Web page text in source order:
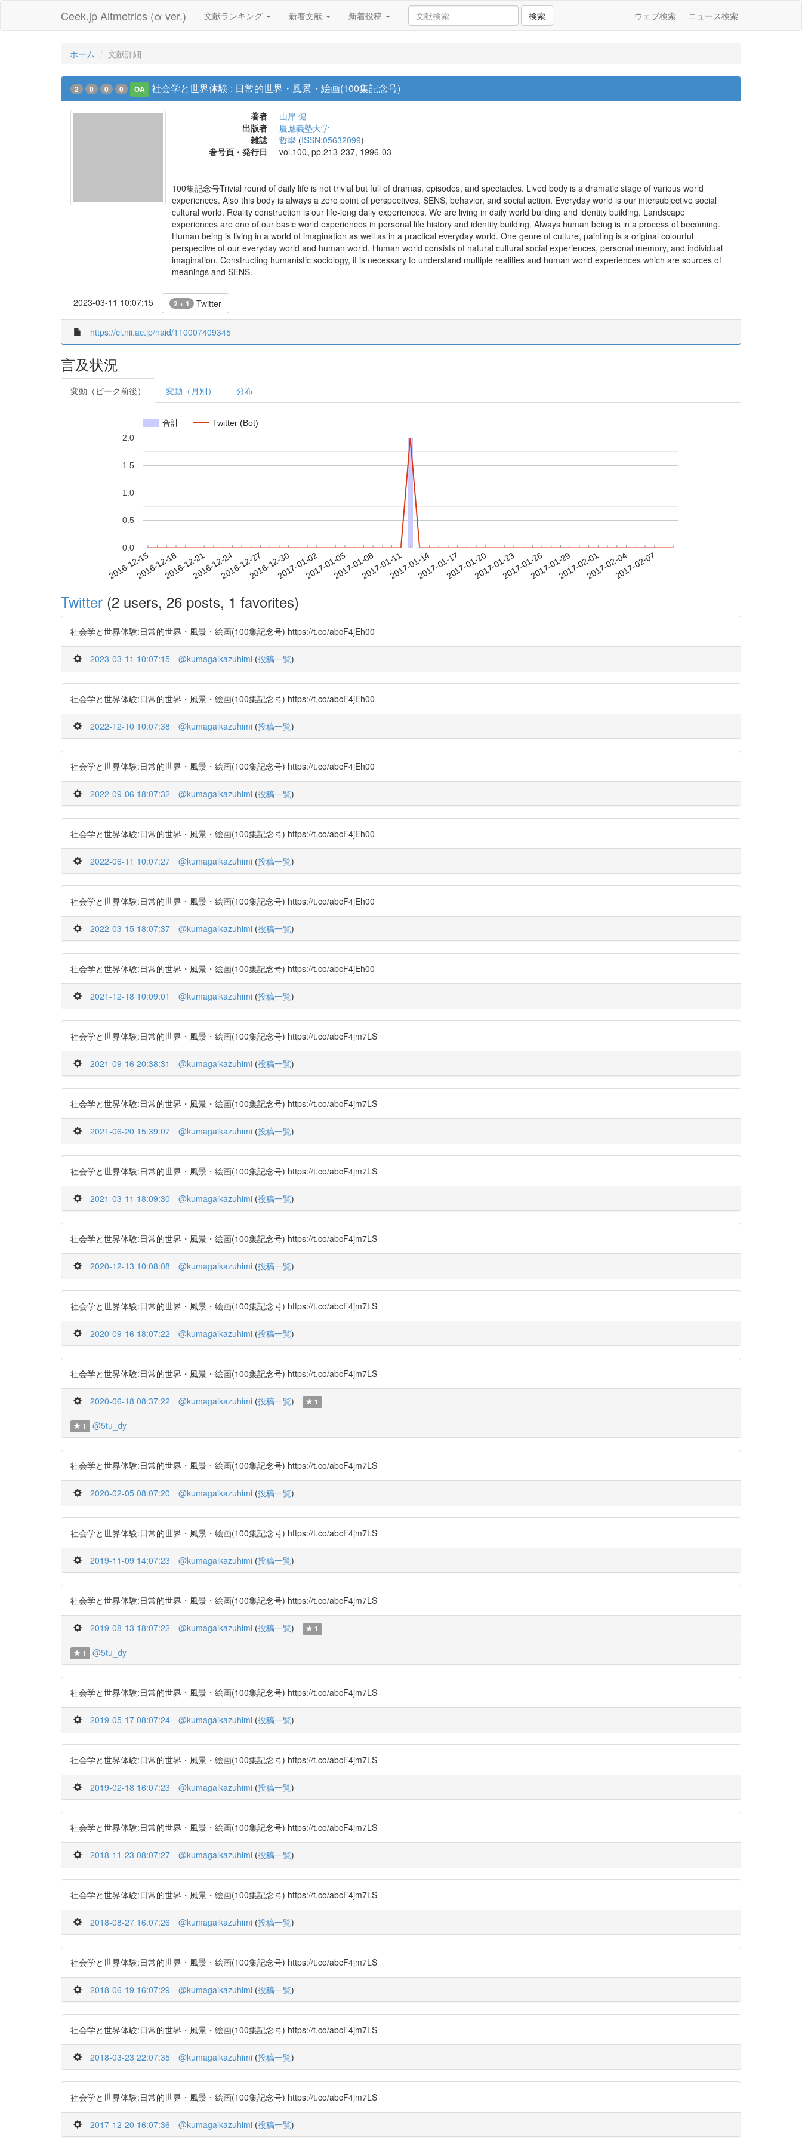
Ceek.jp Altmetrics (α ver.) 文献ランキング 新着文献 新着投稿 検索 ウェブ検索 ニュース検索
ホーム 文献詳細
2 0 0 0 OA 社会学と世界体験 : 日常的世界・風景・絵画(100集記念号)
著者
山岸 健
出版者
慶應義塾大学
雑誌
哲學 (ISSN:05632099)
巻号頁・発行日
vol.100, pp.213-237, 1996-03
100集記念号Trivial round of daily life is not trivial but full of dramas, episodes, and spectacles. Lived body is a dramatic stage of various world
experiences. Also this body is always a zero point of perspectives, SENS, behavior, and social action. Everyday world is our intersubjective social
cultural world. Reality construction is our life-long daily experiences. We are living in daily world building and identity building. Landscape
experiences are one of our basic world experiences in personal life history and identity building. Always human being is in a process of becoming.
Human being is living in a world of imagination as well as in a practical everyday world. One genre of culture, painting is a original colourful
perspective of our everyday world and human world. Human world consists of natural cultural social experiences, personal memory, and individual
imagination. Constructing humanistic sociology, it is necessary to understand multiple realities and human world experiences which are sources of
meanings and SENS.
2023-03-11 10:07:15 2 + 1 Twitter
https://ci.nii.ac.jp/naid/110007409345
言及状況
変動（ピーク前後） 変動（月別） 分布
合計 Twitter (Bot)
2016-12-152016-12-182016-12-212016-12-242016-12-272016-12-302017-01-022017-01-052017-01-082017-01-112017-01-142017-01-172017-01-202017-01-232017-01-262017-01-292017-02-012017-02-042017-02-07
0.0
0.5
1.0
1.5
2.0
Twitter (2 users, 26 posts, 1 favorites)
社会学と世界体験:日常的世界・風景・絵画(100集記念号) https://t.co/abcF4jEh00
2023-03-11 10:07:15 @kumagaikazuhimi (投稿一覧)
社会学と世界体験:日常的世界・風景・絵画(100集記念号) https://t.co/abcF4jEh00
2022-12-10 10:07:38 @kumagaikazuhimi (投稿一覧)
社会学と世界体験:日常的世界・風景・絵画(100集記念号) https://t.co/abcF4jEh00
2022-09-06 18:07:32 @kumagaikazuhimi (投稿一覧)
社会学と世界体験:日常的世界・風景・絵画(100集記念号) https://t.co/abcF4jEh00
2022-06-11 10:07:27 @kumagaikazuhimi (投稿一覧)
社会学と世界体験:日常的世界・風景・絵画(100集記念号) https://t.co/abcF4jEh00
2022-03-15 18:07:37 @kumagaikazuhimi (投稿一覧)
社会学と世界体験:日常的世界・風景・絵画(100集記念号) https://t.co/abcF4jEh00
2021-12-18 10:09:01 @kumagaikazuhimi (投稿一覧)
社会学と世界体験:日常的世界・風景・絵画(100集記念号) https://t.co/abcF4jm7LS
2021-09-16 20:38:31 @kumagaikazuhimi (投稿一覧)
社会学と世界体験:日常的世界・風景・絵画(100集記念号) https://t.co/abcF4jm7LS
2021-06-20 15:39:07 @kumagaikazuhimi (投稿一覧)
社会学と世界体験:日常的世界・風景・絵画(100集記念号) https://t.co/abcF4jm7LS
2021-03-11 18:09:30 @kumagaikazuhimi (投稿一覧)
社会学と世界体験:日常的世界・風景・絵画(100集記念号) https://t.co/abcF4jm7LS
2020-12-13 10:08:08 @kumagaikazuhimi (投稿一覧)
社会学と世界体験:日常的世界・風景・絵画(100集記念号) https://t.co/abcF4jm7LS
2020-09-16 18:07:22 @kumagaikazuhimi (投稿一覧)
社会学と世界体験:日常的世界・風景・絵画(100集記念号) https://t.co/abcF4jm7LS
2020-06-18 08:37:22 @kumagaikazuhimi (投稿一覧) 1
1 @5tu_dy
社会学と世界体験:日常的世界・風景・絵画(100集記念号) https://t.co/abcF4jm7LS
2020-02-05 08:07:20 @kumagaikazuhimi (投稿一覧)
社会学と世界体験:日常的世界・風景・絵画(100集記念号) https://t.co/abcF4jm7LS
2019-11-09 14:07:23 @kumagaikazuhimi (投稿一覧)
社会学と世界体験:日常的世界・風景・絵画(100集記念号) https://t.co/abcF4jm7LS
2019-08-13 18:07:22 @kumagaikazuhimi (投稿一覧) 1
1 @5tu_dy
社会学と世界体験:日常的世界・風景・絵画(100集記念号) https://t.co/abcF4jm7LS
2019-05-17 08:07:24 @kumagaikazuhimi (投稿一覧)
社会学と世界体験:日常的世界・風景・絵画(100集記念号) https://t.co/abcF4jm7LS
2019-02-18 16:07:23 @kumagaikazuhimi (投稿一覧)
社会学と世界体験:日常的世界・風景・絵画(100集記念号) https://t.co/abcF4jm7LS
2018-11-23 08:07:27 @kumagaikazuhimi (投稿一覧)
社会学と世界体験:日常的世界・風景・絵画(100集記念号) https://t.co/abcF4jm7LS
2018-08-27 16:07:26 @kumagaikazuhimi (投稿一覧)
社会学と世界体験:日常的世界・風景・絵画(100集記念号) https://t.co/abcF4jm7LS
2018-06-19 16:07:29 @kumagaikazuhimi (投稿一覧)
社会学と世界体験:日常的世界・風景・絵画(100集記念号) https://t.co/abcF4jm7LS
2018-03-23 22:07:35 @kumagaikazuhimi (投稿一覧)
社会学と世界体験:日常的世界・風景・絵画(100集記念号) https://t.co/abcF4jm7LS
2017-12-20 16:07:36 @kumagaikazuhimi (投稿一覧)